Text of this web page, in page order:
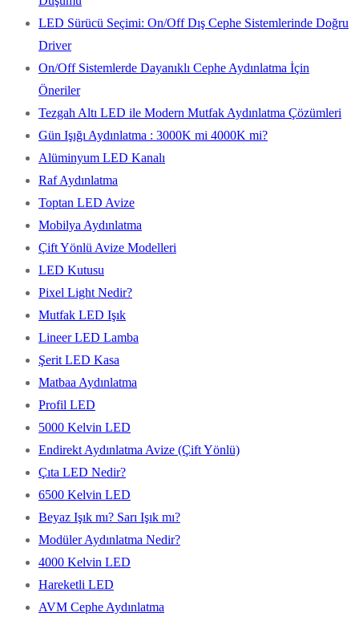
LED Sürücü Seçimi: On/Off Dış Cephe Sistemlerinde Doğru
Driver
On/Off Sistemlerde Dayanıklı Cephe Aydınlatma İçin
Öneriler
Tezgah Altı LED ile Modern Mutfak Aydınlatma Çözümleri
Gün Işığı Aydınlatma : 3000K mi 4000K mi?
Alüminyum LED Kanalı
Raf Aydınlatma
Toptan LED Avize
Mobilya Aydınlatma
Çift Yönlü Avize Modelleri
LED Kutusu
Pixel Light Nedir?
Mutfak LED Işık
Lineer LED Lamba
Şerit LED Kasa
Matbaa Aydınlatma
Profil LED
5000 Kelvin LED
Endirekt Aydınlatma Avize (Çift Yönlü)
Çıta LED Nedir?
6500 Kelvin LED
Beyaz Işık mı? Sarı Işık mı?
Modüler Aydınlatma Nedir?
4000 Kelvin LED
Hareketli LED
AVM Cephe Aydınlatma